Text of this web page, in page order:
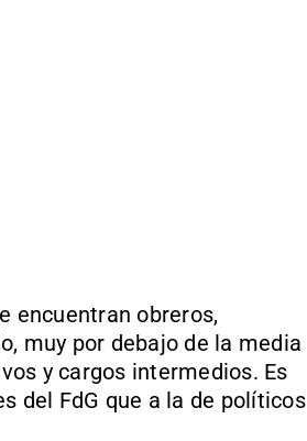
encuentran obreros,
muy por debajo de la media
y cargos intermedios. Es
del FdG que a la de políticos